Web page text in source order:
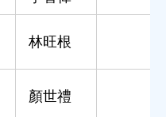
林旺根
顏世禮